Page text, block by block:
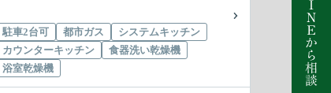
駐車2台可 都市ガス
システムキッチン
カウンターキッチン
食器洗い乾燥機
浴室乾燥機